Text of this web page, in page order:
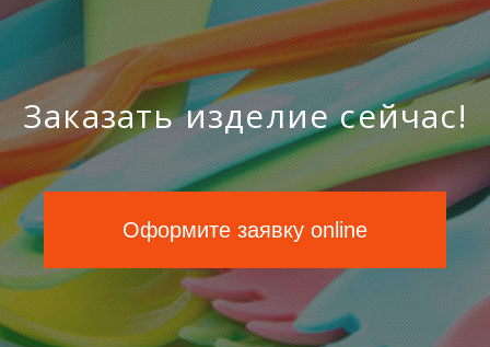
Заказать изделие сейчас!
Оформите заявку online